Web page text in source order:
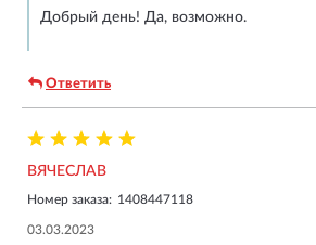
Добрый день! Да, возможно.
Ответить
ВЯЧЕСЛАВ
Номер заказа: 1408447118
03.03.2023